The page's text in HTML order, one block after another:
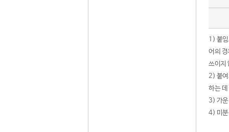
1) 붙
어의
쓰이지
2) 붙여
하는
3) 가운
4) 미분